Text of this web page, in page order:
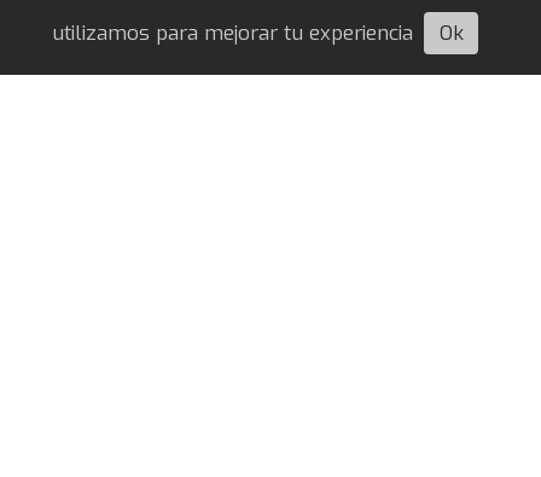
utilizamos para mejorar tu experiencia
Ok
Escuchá esta nota